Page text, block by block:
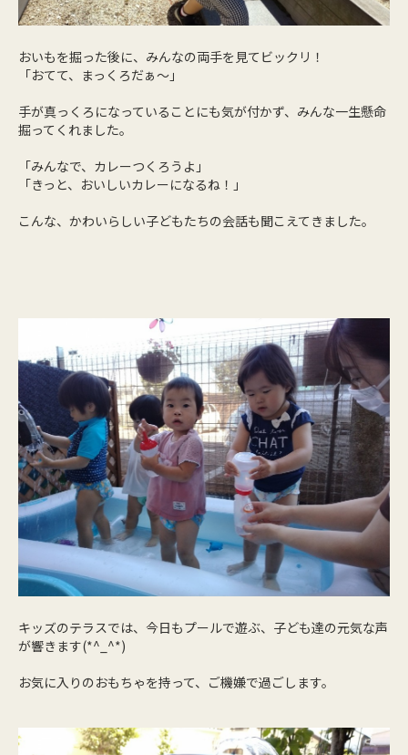
おいもを掘った後に、みんなの両手を見てビックリ！
「おてて、まっくろだぁ～」
手が真っくろになっていることにも気が付かず、みんな一生懸命
掘ってくれました。
「みんなで、カレーつくろうよ」
「きっと、おいしいカレーになるね！」
こんな、かわいらしい子どもたちの会話も聞こえてきました。
キッズのテラスでは、今日もプールで遊ぶ、子ども達の元気な声
が響きます(*^_^*)
お気に入りのおもちゃを持って、ご機嫌で過ごします。